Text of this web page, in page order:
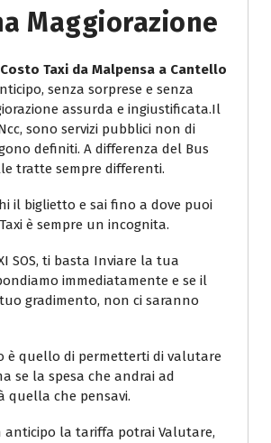
Maggiorazione
Costo Taxi da Malpensa a Cantello
senza sorprese e senza
assurda e ingiustificata.Il
sono servizi pubblici non di
definiti. A differenza del Bus
tratte sempre differenti.
il biglietto e sai fino a dove puoi
è sempre un incognita.
SOS, ti basta Inviare la tua
immediatamente e se il
gradimento, non ci saranno
è quello di permetterti di valutare
se la spesa che andrai ad
quella che pensavi.
anticipo la tariffa potrai Valutare,